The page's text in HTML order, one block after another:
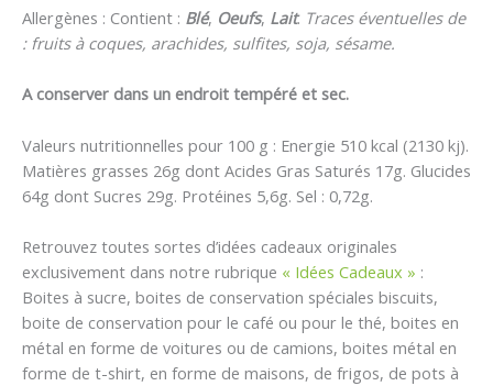
Allergènes : Contient : Blé, Oeufs, Lait. Traces éventuelles de
: fruits à coques, arachides, sulfites, soja, sésame.
A conserver dans un endroit tempéré et sec.
Valeurs nutritionnelles pour 100 g : Energie 510 kcal (2130 kj).
Matières grasses 26g dont Acides Gras Saturés 17g. Glucides
64g dont Sucres 29g. Protéines 5,6g. Sel : 0,72g.
Retrouvez toutes sortes d’idées cadeaux originales
exclusivement dans notre rubrique « Idées Cadeaux » :
Boites à sucre, boites de conservation spéciales biscuits,
boite de conservation pour le café ou pour le thé, boites en
métal en forme de voitures ou de camions, boites métal en
forme de t-shirt, en forme de maisons, de frigos, de pots à